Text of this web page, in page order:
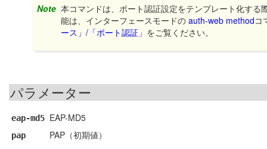
Note 本コマンドは、ポート認証設定をテンプレート化す
能は、インターフェースモードのauth-web methodコ
ース」/「ポート認証」 をご覧ください。
パラメーター
eap-md5 EAP-MD5
pap PAP（初期値）